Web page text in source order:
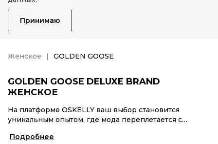
Принимаю
Женское GOLDEN GOOSE
GOLDEN GOOSE DELUXE BRAND
ЖЕНСКОЕ
На платформе OSKELLY ваш выбор становится
уникальным опытом, где мода переплетается с
аутентификация каждого заказа – GOLDEN GOOSE
Подробнее